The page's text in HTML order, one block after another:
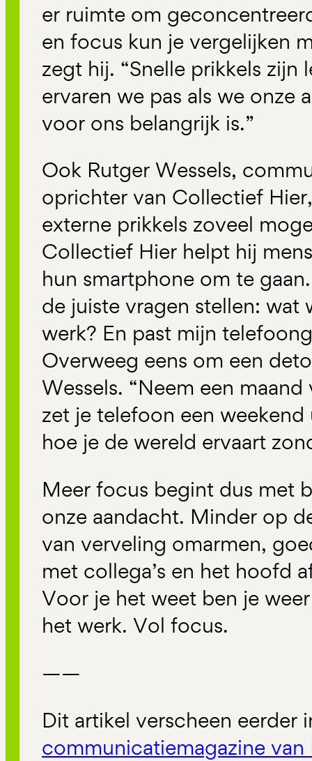
er ruimte om
en focus kun je vergelijken
zegt hij. “Snelle prikkels zijn
ervaren we pas als we onze
voor ons belangrijk is.”
Ook Rutger Wessels,
oprichter van Collectief
externe prikkels zoveel
Collectief Hier helpt hij
hun smartphone om te
de juiste vragen stellen: wat
werk? En past mijn
Overweeg eens om een
Wessels. “Neem een
zet je telefoon een
hoe je de wereld ervaart
Meer focus begint dus met
onze aandacht. Minder op
van verveling omarmen,
met collega’s en het hoofd
Voor je het weet ben je
het werk. Vol focus.
——
Dit artikel verscheen eerder
communicatiemagazine van